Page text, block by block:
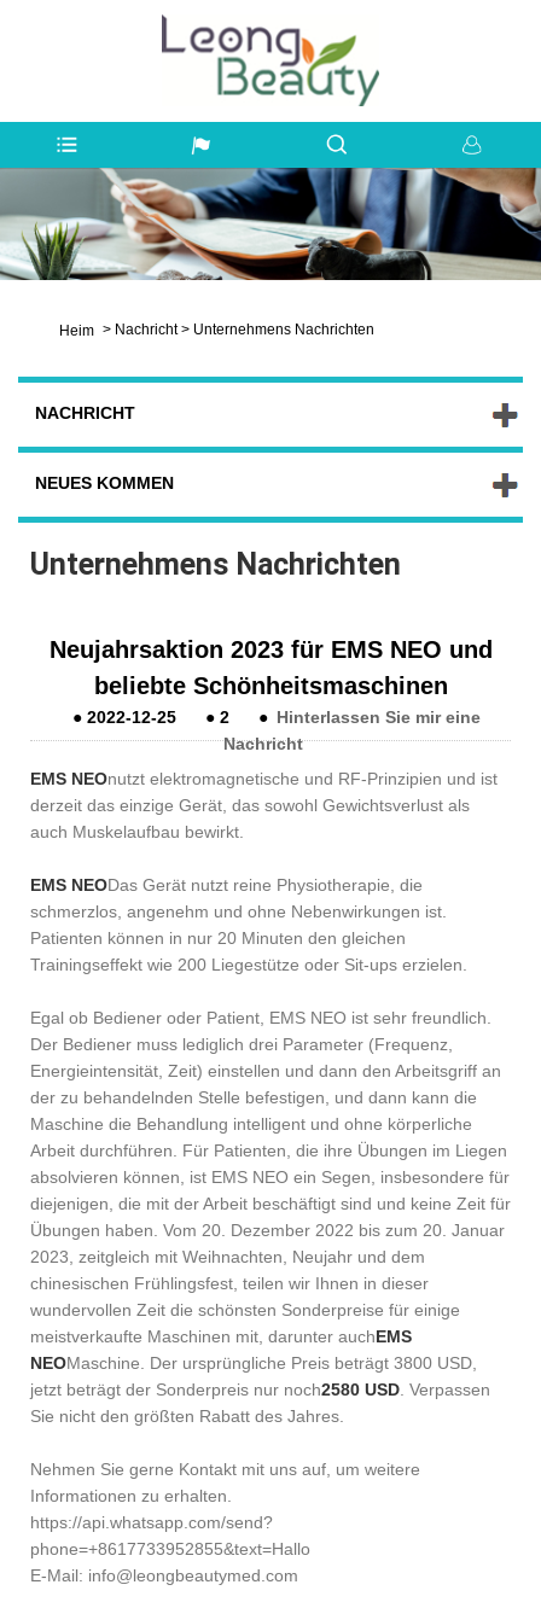
Heim > Nachricht > Unternehmens Nachrichten
NACHRICHT
NEUES KOMMEN
Unternehmens Nachrichten
Neujahrsaktion 2023 für EMS NEO und
beliebte Schönheitsmaschinen
● 2022-12-25 ● 2 ● Hinterlassen Sie mir eine
Nachricht
EMS NEOnutzt elektromagnetische und RF-Prinzipien und ist
derzeit das einzige Gerät, das sowohl Gewichtsverlust als
auch Muskelaufbau bewirkt.
EMS NEODas Gerät nutzt reine Physiotherapie, die
schmerzlos, angenehm und ohne Nebenwirkungen ist.
Patienten können in nur 20 Minuten den gleichen
Trainingseffekt wie 200 Liegestütze oder Sit-ups erzielen.
Egal ob Bediener oder Patient, EMS NEO ist sehr freundlich.
Der Bediener muss lediglich drei Parameter (Frequenz,
Energieintensität, Zeit) einstellen und dann den Arbeitsgriff an
der zu behandelnden Stelle befestigen, und dann kann die
Maschine die Behandlung intelligent und ohne körperliche
Arbeit durchführen. Für Patienten, die ihre Übungen im Liegen
absolvieren können, ist EMS NEO ein Segen, insbesondere für
diejenigen, die mit der Arbeit beschäftigt sind und keine Zeit für
Übungen haben. Vom 20. Dezember 2022 bis zum 20. Januar
2023, zeitgleich mit Weihnachten, Neujahr und dem
chinesischen Frühlingsfest, teilen wir Ihnen in dieser
wundervollen Zeit die schönsten Sonderpreise für einige
meistverkaufte Maschinen mit, darunter auchEMS
NEOMaschine. Der ursprüngliche Preis beträgt 3800 USD,
jetzt beträgt der Sonderpreis nur noch2580 USD . Verpassen
Sie nicht den größten Rabatt des Jahres.
Nehmen Sie gerne Kontakt mit uns auf, um weitere
Informationen zu erhalten.
https://api.whatsapp.com/send?
phone=+8617733952855&text=Hallo
E-Mail: info@leongbeautymed.com